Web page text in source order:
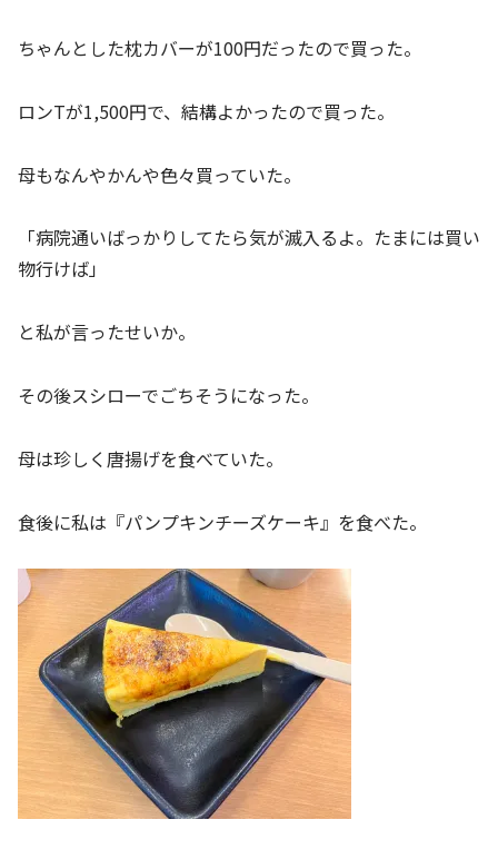
ちゃんとした枕カバーが100円だったので買った。
ロンTが1,500円で、結構よかったので買った。
母もなんやかんや色々買っていた。
「病院通いばっかりしてたら気が滅入るよ。たまには買い
物行けば」
と私が言ったせいか。
その後スシローでごちそうになった。
母は珍しく唐揚げを食べていた。
食後に私は『パンプキンチーズケーキ』を食べた。